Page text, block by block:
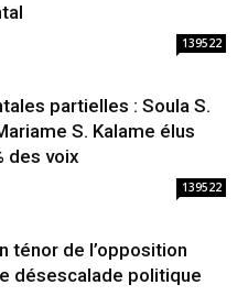
139522
partielles : Soula S.
S. Kalame élus
des voix
139522
ténor de l’opposition
désescalade politique